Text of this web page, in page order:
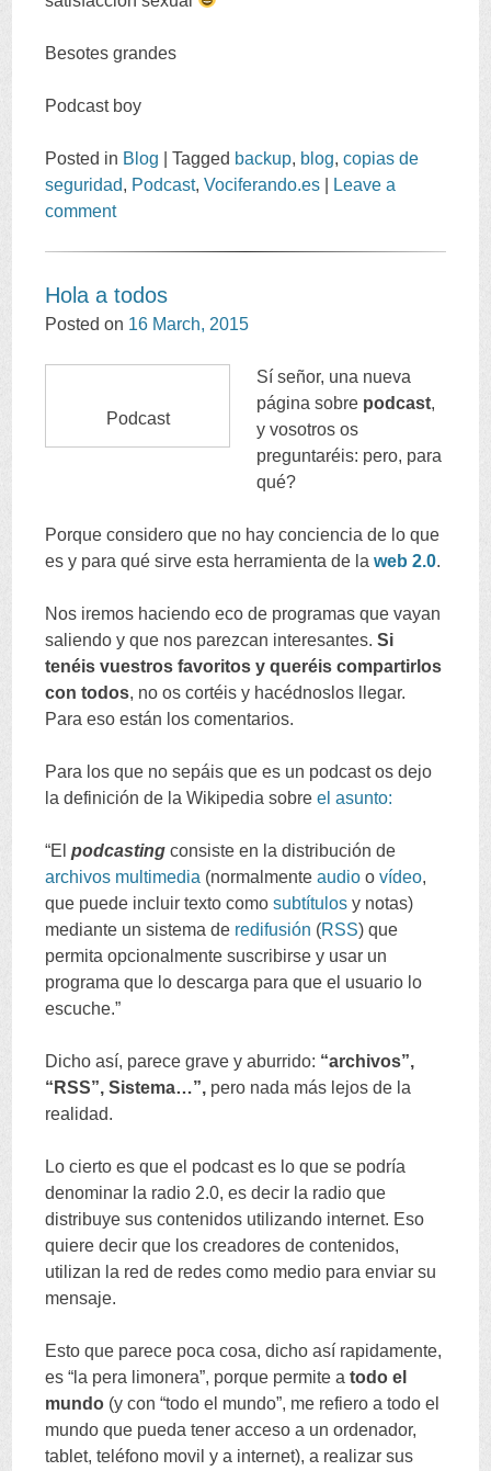
Besotes grandes
Podcast boy
Posted in Blog |Tagged backup, blog,copias de
seguridad, Podcast,Vociferando.es
Leave a
comment
Hola a todos
Posted on 16 March, 2015
Podcast
Sí señor, una nueva
página sobre podcast,
y vosotros os
preguntaréis: pero, para
qué?
Porque considero que no hay conciencia de lo que
es y para qué sirve esta herramienta de la web 2.0.
Nos iremos haciendo eco de programas que vayan
saliendo y que nos parezcan interesantes.Si
tenéis vuestros favoritos y queréis compartirlos
con todos, no os cortéis y hacédnoslos llegar.
Para eso están los comentarios.
Para los que no sepáis que es un podcast os dejo
la definición de la Wikipedia sobre el asunto:
“El podcasting consiste en la distribución de
archivos multimedia (normalmente audio o vídeo,
que puede incluir texto como subtítulos y notas)
mediante un sistema de redifusión (RSS)que
permita opcionalmente suscribirse y usar un
programa que lo descarga para que el usuario lo
escuche.”
Dicho así, parece grave y aburrido: “archivos”,
“ RSS”,Sistema…”, pero nada más lejos de la
realidad.
Lo cierto es que el podcast es lo que se podría
denominar la radio 2.0,es decir la radio que
distribuye sus contenidos utilizando internet. Eso
quiere decir que los creadores de contenidos,
utilizan la red de redes como medio para enviar su
mensaje.
Esto que parece poca cosa,dicho así rapidamente,
es “ la pera limonera”, porque permite a todo el
mundo (y con “todo el mundo”, me refiero a todo el
mundo que pueda tener acceso a un ordenador,
tablet,teléfono movil y a internet),a realizar sus